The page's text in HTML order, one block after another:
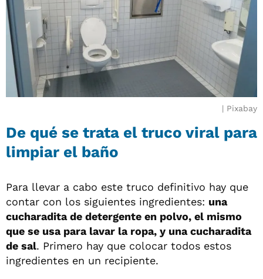
Pixabay
De qué se trata el truco viral para
limpiar el baño
Para llevar a cabo este truco definitivo hay que
contar con los siguientes ingredientes: una
cucharadita de detergente en polvo, el mismo
que se usa para lavar la ropa, y una cucharadita
de sal. Primero hay que colocar todos estos
ingredientes en un recipiente.